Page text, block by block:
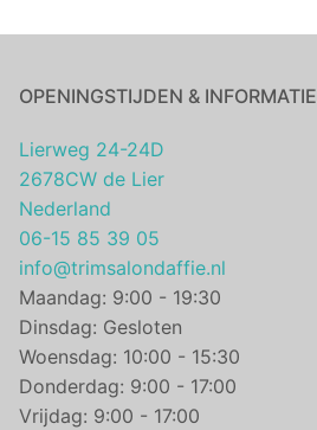
OPENINGSTIJDEN & INFORMATIE
Lierweg 24-24D
2678CW de Lier
Nederland
06-15 85 39 05
info@trimsalondaffie.nl
Maandag: 9:00 - 19:30
Dinsdag: Gesloten
Woensdag: 10:00 - 15:30
Donderdag: 9:00 - 17:00
Vrijdag: 9:00 - 17:00